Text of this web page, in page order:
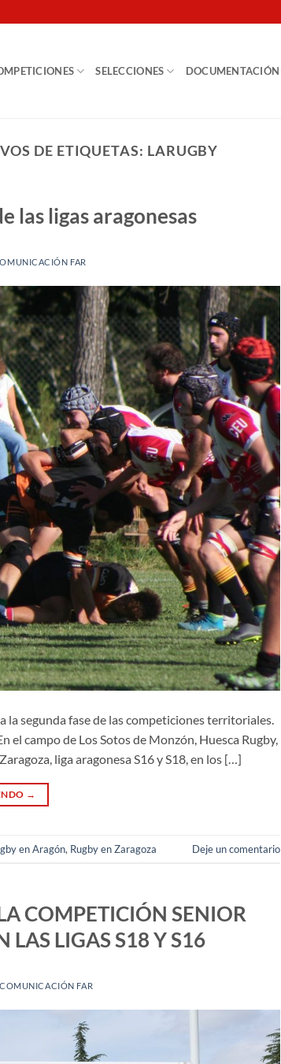
SELECCIONES DOCUMENTACIÓN
DE ETIQUETAS: LARUGBY
las ligas aragonesas
FAR
la segunda fase de las competiciones territoriales.
el campo de Los Sotos de Monzón, Huesca Rugby,
liga aragonesa S16 y S18, en los […]
→
en Aragón, Rugby en Zaragoza Deje un comentario
COMPETICIÓN SENIOR
LIGAS S18 Y S16
COMUNICACIÓN FAR